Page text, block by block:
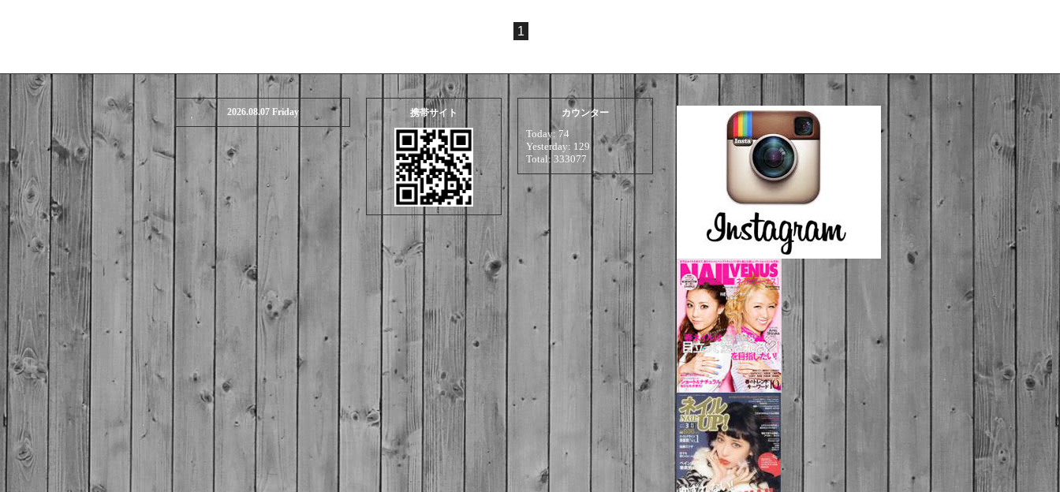
1
2026.08.07 Friday 携帯サイト カウンター
Today: 74
Yesterday: 129
Total: 333077